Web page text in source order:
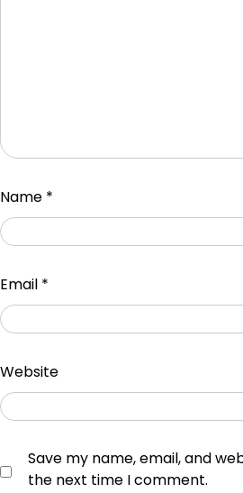
Name *
Email *
Website
Save my name, email, and
the next time I comment.